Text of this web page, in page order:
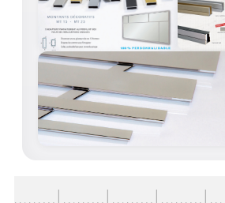
COMMENT COUPER DU VERRE ?
CONSEILS / AIDE
A PROPOS DE LA LIVRAISON
COMPTE PRO